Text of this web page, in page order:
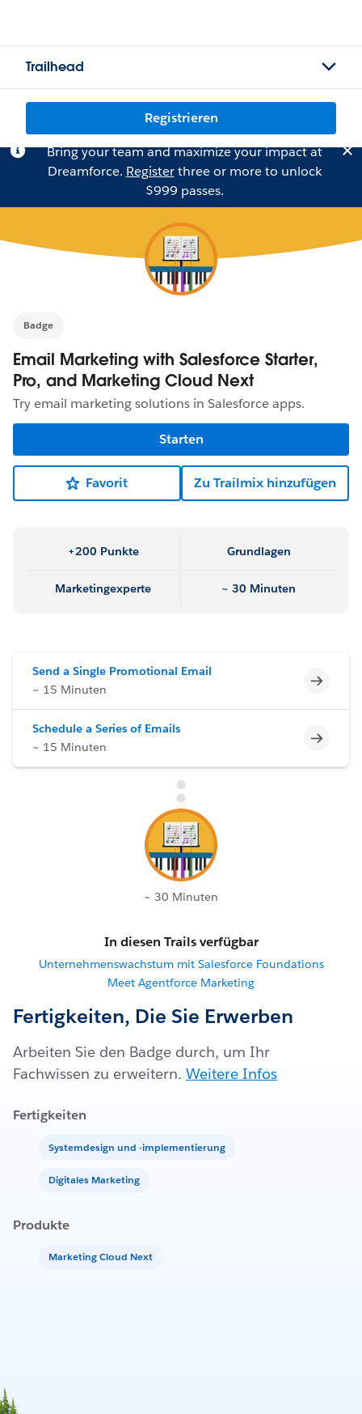
Trailhead
Registrieren
Bring your team and maximize your impact at
Dreamforce. Registerthree or more to unlock
$999 passes.
Badge
Email Marketing with Salesforce Starter,
Pro, and Marketing Cloud Next
Try email marketing solutions in Salesforce apps.
Starten
Favorit Zu Trailmix hinzufügen
+200 Punkte Grundlagen
Marketingexperte ~ 30 Minuten
Send a Single Promotional Email
~ 15 Minuten
Schedule a Series of Emails
~ 15 Minuten
~ 30 Minuten
In diesen Trails verfügbar
Unternehmenswachstum mit Salesforce Foundations
Meet Agentforce Marketing
Fertigkeiten, Die Sie Erwerben
Arbeiten Sie den Badge durch, um Ihr
Fachwissen zu erweitern. Weitere Infos
Fertigkeiten
Systemdesign und -implementierung
Digitales Marketing
Produkte
Marketing Cloud Next